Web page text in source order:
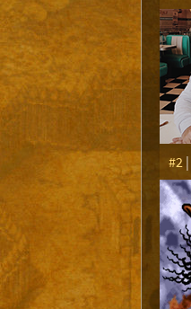
#2 |